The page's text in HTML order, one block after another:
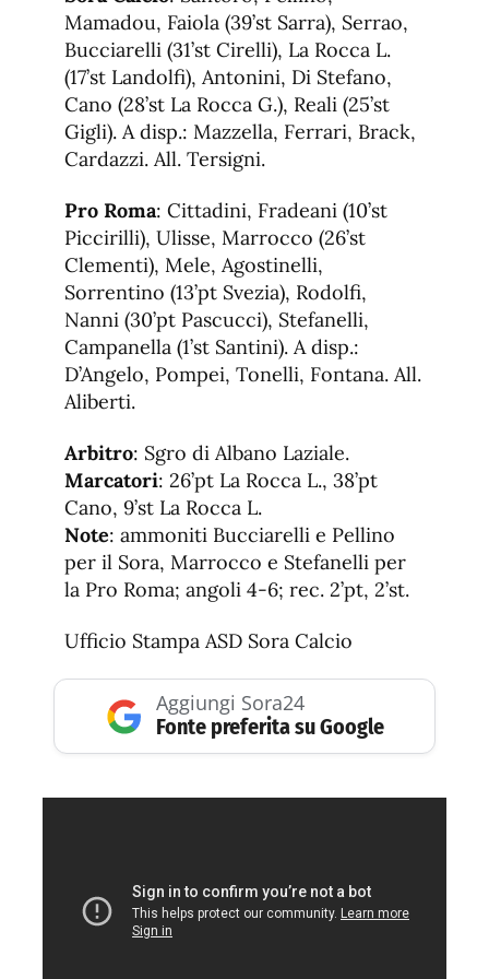
Mamadou, Faiola (39’st Sarra), Serrao,
Bucciarelli (31’st Cirelli), La Rocca L.
(17’st Landolfi), Antonini, Di Stefano,
Cano (28’st La Rocca G.), Reali (25’st
Gigli). A disp.: Mazzella, Ferrari, Brack,
Cardazzi. All. Tersigni.
Pro Roma: Cittadini, Fradeani (10’st
Piccirilli), Ulisse, Marrocco (26’st
Clementi), Mele, Agostinelli,
Sorrentino (13’pt Svezia), Rodolfi,
Nanni (30’pt Pascucci), Stefanelli,
Campanella (1’st Santini). A disp.:
D’Angelo, Pompei, Tonelli, Fontana. All.
Aliberti.
Arbitro: Sgro di Albano Laziale.
Marcatori: 26’pt La Rocca L., 38’pt
Cano, 9’st La Rocca L.
Note: ammoniti Bucciarelli e Pellino
per il Sora, Marrocco e Stefanelli per
la Pro Roma; angoli 4-6; rec. 2’pt, 2’st.
Ufficio Stampa ASD Sora Calcio
Aggiungi Sora24
Fonte preferita su Google